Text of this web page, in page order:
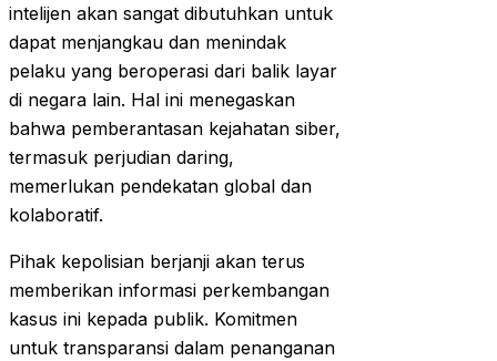
intelijen akan sangat dibutuhkan untuk
dapat menjangkau dan menindak
pelaku yang beroperasi dari balik layar
di negara lain. Hal ini menegaskan
bahwa pemberantasan kejahatan siber,
termasuk perjudian daring,
memerlukan pendekatan global dan
kolaboratif.
Pihak kepolisian berjanji akan terus
memberikan informasi perkembangan
kasus ini kepada publik. Komitmen
untuk transparansi dalam penanganan